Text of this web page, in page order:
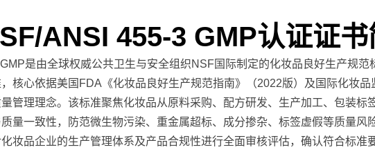
ANSI 455-3 GMP认证证书
是由全球权威公共卫生与安全组织NSF国际制定的化妆品良好生产规
核心依据美国FDA《化妆品良好生产规范指南》（2022版）及国际化妆
管理理念。该标准聚焦化妆品从原料采购、配方研发、生产加工、包装
量一致性，防范微生物污染、重金属超标、成分掺杂、标签虚假等质量
妆品企业的生产管理体系及产品合规性进行全面审核评估，确认符合标